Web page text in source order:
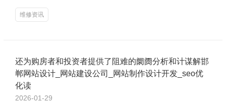
维修资讯
还为购房者和投资者提供了阻难的阛阓分析和计谋解邯
郸网站设计_网站建设公司_网站制作设计开发_seo优
化读
2026-01-29